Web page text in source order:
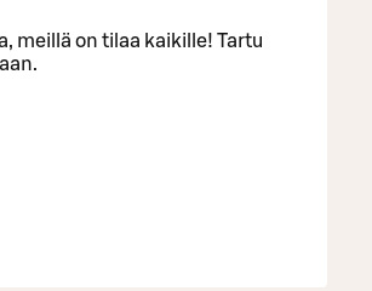
meillä on tilaa kaikille! Tartu